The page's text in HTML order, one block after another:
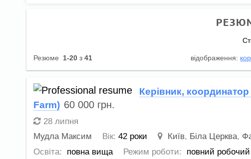
Резюме 1-20 з 41 відображення:
Керівник,
Farm) 60 000 грн.
28 липня
Мудла Максим
Вік: 42 роки Київ, Біла Церква,
Освіта:
повна вища Режим роботи: повний